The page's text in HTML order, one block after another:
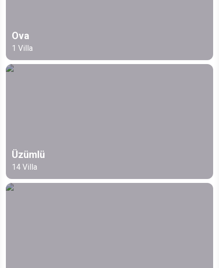
Ova
1 Villa
Üzümlü
14 Villa